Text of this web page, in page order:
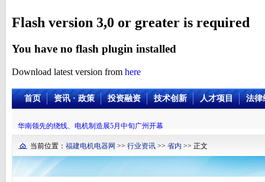
Flash version 3,0 or greater is required
You have no flash plugin installed
Download latest version from here
首页 资讯 · 政策 投资融资 技术创新 人才项目 法律
华南领先的绕线、电机制造展5月中旬广州开幕
当前位置： 福建电机电器网 >> 行业资讯 >> 省内 >> 正文